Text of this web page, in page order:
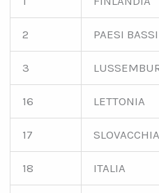
2 PAESI BASSI
3
16 LETTONIA
17 SLOVACCHIA
18 ITALIA